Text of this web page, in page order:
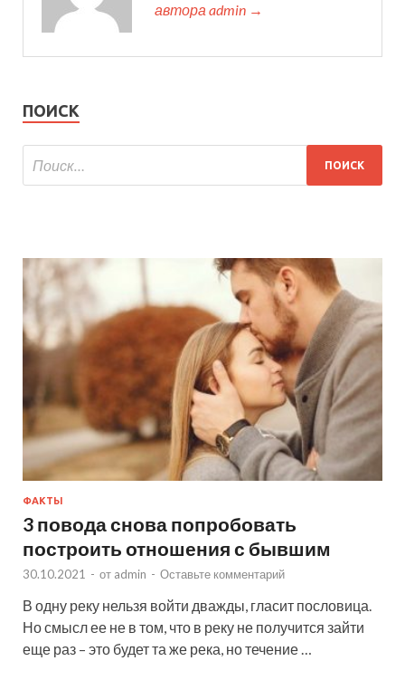
автора admin →
ПОИСК
ФАКТЫ
3 повода снова попробовать
построить отношения с бывшим
30.10.2021 - от admin - Оставьте комментарий
В одну реку нельзя войти дважды, гласит пословица.
Но смысл ее не в том, что в реку не получится зайти
еще раз – это будет та же река, но течение …